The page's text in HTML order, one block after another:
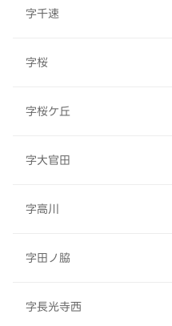
字千速
字桜
字桜ケ丘
字大官田
字高川
字田ノ脇
字長光寺西